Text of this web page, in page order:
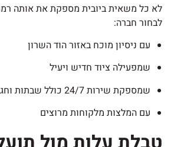
לא כל משאית ביובית מספקת את אותה
לבחור חברה:
עם ניסיון מוכח באזור הוד השרון
שמפעילה ציוד חדיש ויעיל
שמספקת שירות 24/7 כולל שבתות וחגים
עם המלצות מלקוחות מרוצים